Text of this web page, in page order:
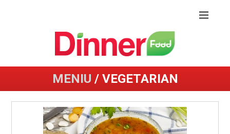
MENIU / VEGETARIAN